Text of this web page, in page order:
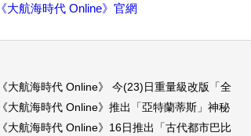
《大航海時代 Online》官網
《大航海時代 Online》 今(23)日重量級改版「全
新商會系統」磅礡登場
《大航海時代 Online》推出「亞特蘭蒂斯」神秘
改版，揭開遺失的古代文明之謎
《大航海時代 Online》16日推出「古代都市巴比